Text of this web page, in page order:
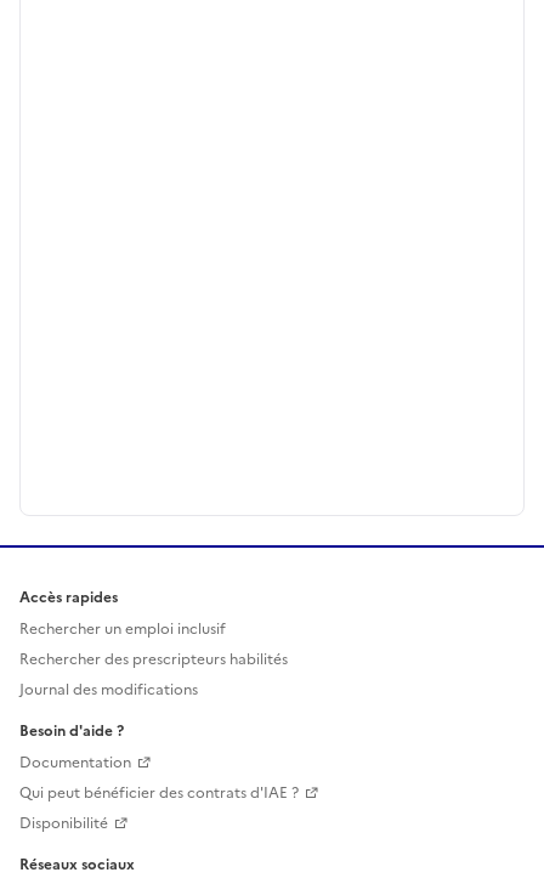
Accès rapides
Rechercher un emploi inclusif
Rechercher des prescripteurs habilités
Journal des modifications
Besoin d'aide ?
Documentation
Qui peut bénéficier des contrats d'IAE ?
Disponibilité
Réseaux sociaux